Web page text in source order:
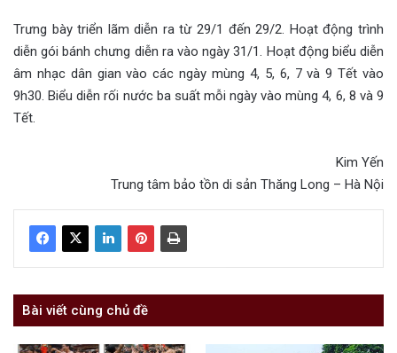
Trưng bày triển lãm diễn ra từ 29/1 đến 29/2. Hoạt động trình
diễn gói bánh chưng diễn ra vào ngày 31/1. Hoạt động biểu diễn
âm nhạc dân gian vào các ngày mùng 4, 5, 6, 7 và 9 Tết vào
9h30. Biểu diễn rối nước ba suất mỗi ngày vào mùng 4, 6, 8 và 9
Tết.
Kim Yến
Trung tâm bảo tồn di sản Thăng Long – Hà Nội
Bài viết cùng chủ đề